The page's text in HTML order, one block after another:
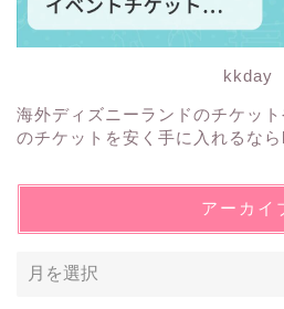
kkday
海外ディズニーランドのチケッ
のチケットを安く手に入れるな
アーカイ